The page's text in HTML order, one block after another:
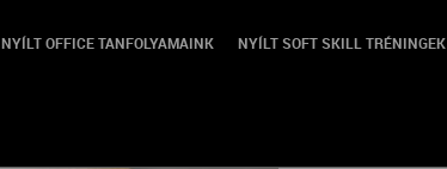
NYÍLT OFFICE TANFOLYAMAINK NYÍLT SOFT SKILL TRÉNINGEK